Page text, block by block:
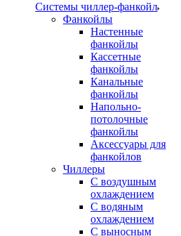
Системы чиллер-фанкойл
Фанкойлы
Настенные
фанкойлы
Кассетные
фанкойлы
Канальные
фанкойлы
Напольно-
потолочные
фанкойлы
Аксессуары для
фанкойлов
Чиллеры
С воздушным
охлаждением
С водяным
охлаждением
С выносным